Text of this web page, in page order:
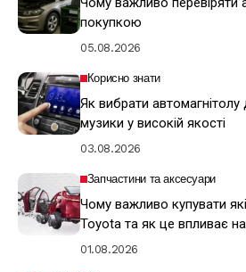
покупкою
05.08.2026
Корисно знати
Як вибрати
музики у високій якості
03.08.2026
Запчастини та аксесуари
Чому важливо купувати
Toyota та як це впливає
01.08.2026